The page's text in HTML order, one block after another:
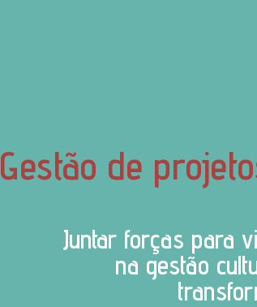
Gestão de
Juntar forças para
na gestão